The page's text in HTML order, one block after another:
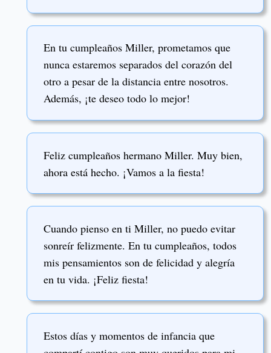
En tu cumpleaños Miller, prometamos que
nunca estaremos separados del corazón del
otro a pesar de la distancia entre nosotros.
Además, ¡te deseo todo lo mejor!
Feliz cumpleaños hermano Miller. Muy bien,
ahora está hecho. ¡Vamos a la fiesta!
Cuando pienso en ti Miller, no puedo evitar
sonreír felizmente. En tu cumpleaños, todos
mis pensamientos son de felicidad y alegría
en tu vida. ¡Feliz fiesta!
Estos días y momentos de infancia que